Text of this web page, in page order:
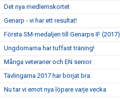
Det nya medlemskortet
Genarp - vi har ett resultat!
Första SM-medaljen till Genarps IF (2017)
Ungdomarna har tuffast träning!
Många veteraner och EN senior.
Tävlingarna 2017 har börjat bra.
Nu tar vi emot nya löpare varje vecka